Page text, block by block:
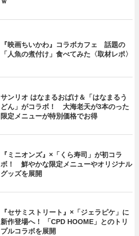
『映画ちいかわ』コラボカフェ 話題の
「人魚の煮付け」食べてみた〈取材レポ〉
サンリオ はなまるおばけ＆「はなまるう
どん」がコラボ！ 大海老天が3本のった
限定メニューが特別価格でお得
『ミニオンズ』×「くら寿司」が初コラ
ボ！ 鮮やかな限定メニューやオリジナル
グッズを展開
『セサミストリート』×「ジェラピケ」に
新作登場へ！ 「CPD HOOME」とのトリ
プルコラボを展開